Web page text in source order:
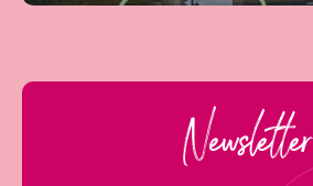
Newsletter